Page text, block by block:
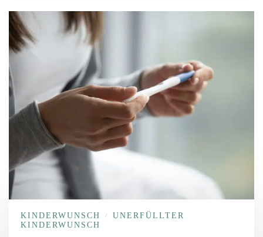
KINDERWUNSCH /
UNERFÜLLTER
KINDERWUNSCH